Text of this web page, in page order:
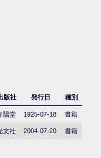
版社 発行日 種別
陽堂 1925-07-18 書籍
文社 2004-07-20 書籍